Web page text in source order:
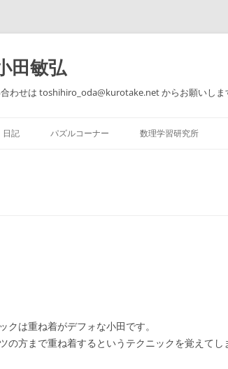
田敏弘
わせは toshihiro_oda@kurotake.net からお願いしま
ン
テ
日記 パズルコーナー 数理学習研究所
は重ね着がデフォな小田です。
の方まで重ね着するというテクニックを覚えてし